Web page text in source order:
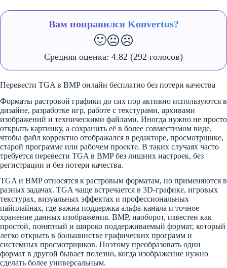
Вам понравился Konvertus?
🙂😐☹️
Средняя оценка: 4.82 (292 голосов)
Перевести TGA в BMP онлайн бесплатно без потери качества
Форматы растровой графики до сих пор активно используются в
дизайне, разработке игр, работе с текстурами, архивами
изображений и техническими файлами. Иногда нужно не просто
открыть картинку, а сохранить её в более совместимом виде,
чтобы файл корректно отображался в редакторе, просмотрщике,
старой программе или рабочем проекте. В таких случаях часто
требуется перевести TGA в BMP без лишних настроек, без
регистрации и без потери качества.
TGA и BMP относятся к растровым форматам, но применяются в
разных задачах. TGA чаще встречается в 3D-графике, игровых
текстурах, визуальных эффектах и профессиональных
пайплайнах, где важна поддержка альфа-канала и точное
хранение данных изображения. BMP, наоборот, известен как
простой, понятный и широко поддерживаемый формат, который
легко открыть в большинстве графических программ и
системных просмотрщиков. Поэтому преобразовать один
формат в другой бывает полезно, когда изображение нужно
сделать более универсальным.